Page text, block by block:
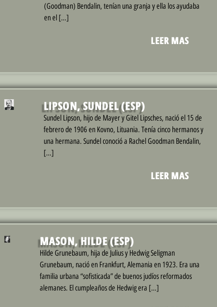
(Goodman) Bendalin, tenían una granja y ella los ayudaba
en el […]
LEER MAS
LIPSON, SUNDEL (ESP)
Sundel Lipson, hijo de Mayer y Gitel Lipsches, nació el 15 de
febrero de 1906 en Kovno, Lituania. Tenía cinco hermanos y
una hermana. Sundel conoció a Rachel Goodman Bendalin,
[…]
LEER MAS
MASON, HILDE (ESP)
Hilde Grunebaum, hija de Julius y Hedwig Seligman
Grunebaum, nació en Frankfurt, Alemania en 1923. Era una
familia urbana “sofisticada” de buenos judíos reformados
alemanes. El cumpleaños de Hedwig era […]